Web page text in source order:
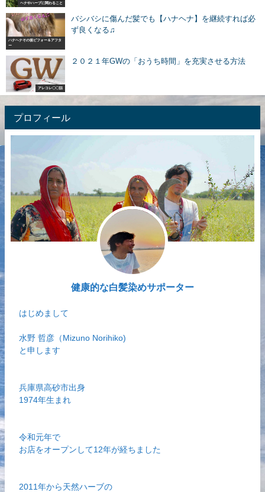
ヘナやハーブに関わること
ハナヘナその後ビフォー＆アフタ
ー
バシバシに傷んだ髪でも【ハナヘナ】を継続すれば必
ず良くなる♫
アレコレ〇〇話
２０２１年GWの「おうち時間」を充実させる方法
プロフィール
健康的な白髪染めサポーター
はじめまして
水野 哲彦（Mizuno Norihiko)
と申します
兵庫県高砂市出身
1974年生まれ
令和元年で
お店をオープンして12年が経ちました
2011年から天然ハーブの